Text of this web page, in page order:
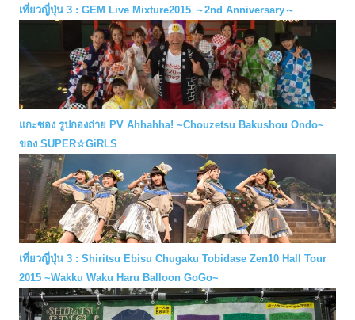
เที่ยวญี่ปุ่น 3 : GEM Live Mixture2015 ～2nd Anniversary～
แกะซอง รูปกองถ่าย PV Ahhahha! ~Chouzetsu Bakushou Ondo~
ของ SUPER☆GiRLS
เที่ยวญี่ปุ่น 3 : Shiritsu Ebisu Chugaku Tobidase Zen10 Hall Tour
2015 ~Wakku Waku Haru Balloon GoGo~